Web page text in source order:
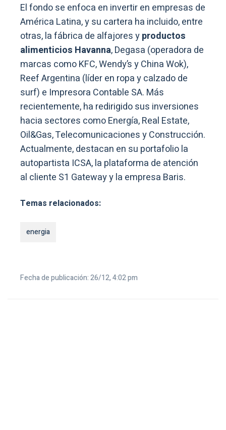
El fondo se enfoca en invertir en empresas de
América Latina, y su cartera ha incluido, entre
otras, la fábrica de alfajores yproductos
alimenticios Havanna, Degasa (operadora de
marcas como KFC, Wendy’s y China Wok),
Reef Argentina (líder en ropa y calzado de
surf) e Impresora Contable SA. Más
recientemente, ha redirigido sus inversiones
hacia sectores como Energía, Real Estate,
Oil&Gas, Telecomunicaciones y Construcción.
Actualmente, destacan en su portafolio la
autopartista ICSA, la plataforma de atención
al cliente S1 Gateway y la empresa Baris.
Temas relacionados:
energia
Fecha de publicación: 26/12, 4:02 pm